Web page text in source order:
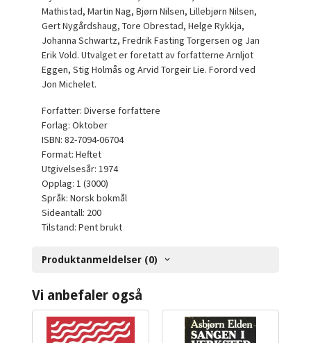
Mathistad, Martin Nag, Bjørn Nilsen, Lillebjørn Nilsen,
Gert Nygårdshaug, Tore Obrestad, Helge Rykkja,
Johanna Schwartz, Fredrik Fasting Torgersen og Jan
Erik Vold. Utvalget er foretatt av forfatterne Arnljot
Eggen, Stig Holmås og Arvid Torgeir Lie. Forord ved
Jon Michelet.
Forfatter: Diverse forfattere
Forlag: Oktober
ISBN: 82-7094-06704
Format: Heftet
Utgivelsesår: 1974
Opplag: 1 (3000)
Språk: Norsk bokmål
Sideantall: 200
Tilstand: Pent brukt
Produktanmeldelser (0)
Vi anbefaler også